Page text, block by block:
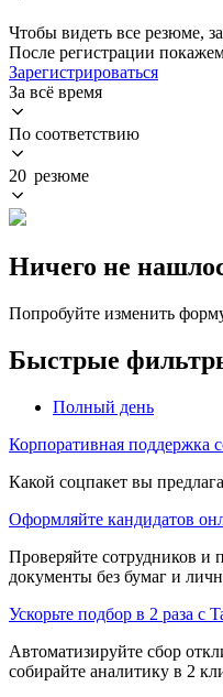
Чтобы видеть все резюме,
После регистрации
Зарегистрироваться
За всё время
По соответствию
20 резюме
Ничего не
Попробуйте изменить
Быстрые
Полный день
Корпоративная поддержка
Какой соцпакет вы
Оформляйте кандидатов
Проверяйте сотрудников и
документы без бумаг и
Ускорьте подбор в 2 раза с
Автоматизируйте сбор
собирайте аналитику в 2